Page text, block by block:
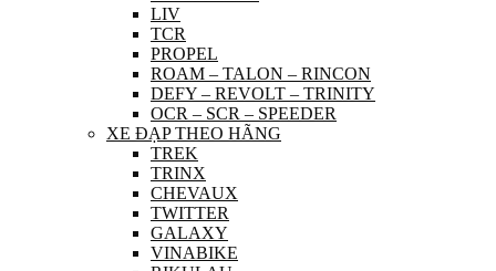
LIV
TCR
PROPEL
ROAM – TALON – RINCON
DEFY – REVOLT – TRINITY
OCR – SCR – SPEEDER
XE ĐẠP THEO HÃNG
TREK
TRINX
CHEVAUX
TWITTER
GALAXY
VINABIKE